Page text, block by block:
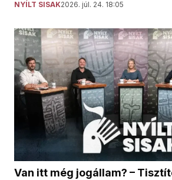
NYÍLT SISAK2026. júl. 24. 18:05
Van itt még jogállam? –